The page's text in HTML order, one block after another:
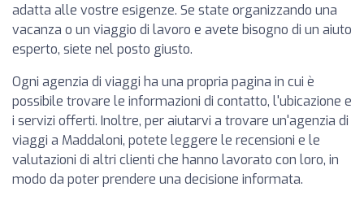
adatta alle vostre esigenze. Se state organizzando una
vacanza o un viaggio di lavoro e avete bisogno di un aiuto
esperto, siete nel posto giusto.
Ogni agenzia di viaggi ha una propria pagina in cui è
possibile trovare le informazioni di contatto, l'ubicazione e
i servizi offerti. Inoltre, per aiutarvi a trovare un'agenzia di
viaggi a Maddaloni, potete leggere le recensioni e le
valutazioni di altri clienti che hanno lavorato con loro, in
modo da poter prendere una decisione informata.